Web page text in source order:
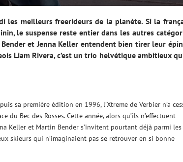
les meilleurs freerideurs de la planète. Si la
le suspense reste entier dans les autres
et Jenna Keller entendent bien tirer leur
Liam Rivera, c’est un trio helvétique ambitieux
sa première édition en 1996, l’Xtreme de Verbier n’a
du Bec des Rosses. Cette année, alors qu’ils n’effectuent
Keller et Martin Bender s’invitent pourtant déjà parmi les
skieurs qui n’imaginaient pas se retrouver en si bonne